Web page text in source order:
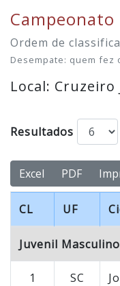
Campeonato
Ordem de
Desempate: quem fez
Local: Cruzeiro
Resultados
Excel PDF
CL UF
Juvenil Masculino
1 SC